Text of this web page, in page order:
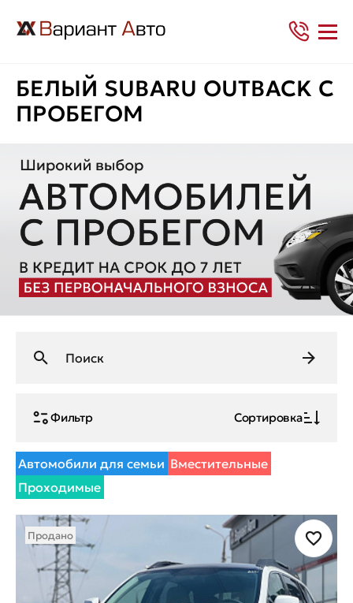
БЕЛЫЙ SUBARU OUTBACK С
ПРОБЕГОМ
Фильтр Сортировка
Автомобили для семьи Вместительные
Проходимые
Продано